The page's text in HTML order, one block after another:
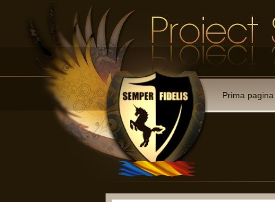
Prima pagina